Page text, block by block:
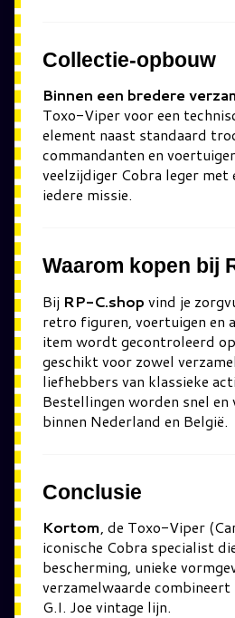
Collectie-opbouw
Binnen een bredere
Toxo-Viper voor een
element naast standaard
commandanten en
veelzijdiger Cobra leger met
iedere missie.
Waarom kopen bij
Bij RP-C.shop vind je
retro figuren, voertuigen en
item wordt gecontroleerd
geschikt voor zowel
liefhebbers van klassieke
Bestellingen worden snel en
binnen Nederland en België.
Conclusie
Kortom, de Toxo-Viper
iconische Cobra specialist
bescherming, unieke
verzamelwaarde combineert
G.I. Joe vintage lijn.